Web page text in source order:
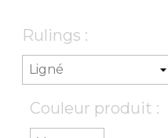
Rulings :
Couleur produit :